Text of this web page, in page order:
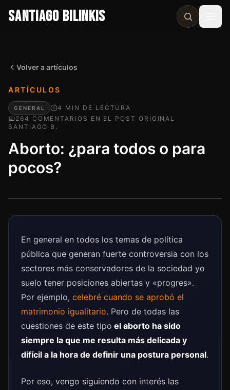
SANTIAGO BILINKIS
Volver a artículos
ARTÍCULOS
GENERAL 4 MIN DE LECTURA
264 COMENTARIO S EN EL POST ORIGINAL
SANTIAGO B.
Aborto: ¿para todos o para
pocos?
En general en todos los temas de política
pública que generan fuerte controversia con los
sectores más conservadores de la sociedad yo
suelo tener posiciones abiertas y «progres».
Por ejemplo, celebré cuando se aprobó el
matrimonio igualitario. Pero de todas las
cuestiones de este tipo el aborto ha sido
siempre la que me resulta más delicada y
difícil a la hora de definir una postura personal.
Por eso, vengo siguiendo con interés las